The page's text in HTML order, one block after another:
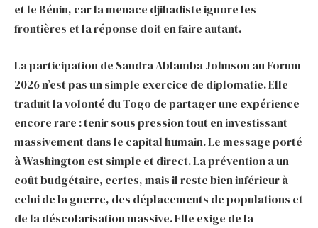
et le Bénin, car la menace djihadiste ignore les
frontières et la réponse doit en faire autant.
La participation de Sandra Ablamba Johnson au Forum
2026 n’est pas un simple exercice de diplomatie. Elle
traduit la volonté du Togo de partager une expérience
encore rare : tenir sous pression tout en investissant
massivement dans le capital humain. Le message porté
à Washington est simple et direct. La prévention a un
coût budgétaire, certes, mais il reste bien inférieur à
celui de la guerre, des déplacements de populations et
de la déscolarisation massive. Elle exige de la